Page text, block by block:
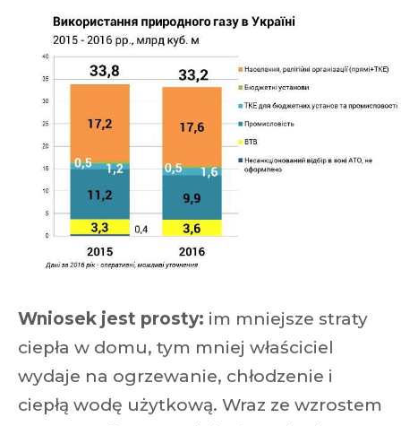
Wniosek jest prosty: im mniejsze straty
ciepła w domu, tym mniej właściciel
wydaje na ogrzewanie, chłodzenie i
ciepłą wodę użytkową. Wraz ze wzrostem